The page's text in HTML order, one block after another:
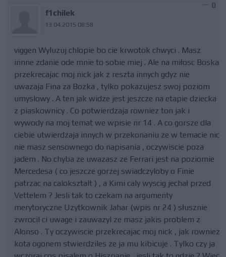
f1chilek
13.04.2015 08:58
0
viggen Wyluzuj chlopie bo cie krwotok chwyci . Masz
innne zdanie ode mnie to sobie miej . Ale na miłosc Boska
przekrecajac moj nick jak z reszta innych gdyz nie
uwazaja Fina za Bozka , tylko pokazujesz swoj poziom
umyslowy . A ten jak widze jest jeszcze na etapie dziecka
z piaskownicy . Co potwierdzaja rowniez ton jak i
wywody na moj temat we wpisie nr 14 . A co gorsze dla
ciebie utwierdzaja innych w przekonaniu ze w temacie nic
nie masz sensownego do napisania , oczywiscie poza
jadem . No chyba ze uwazasz ze Ferrari jest na poziomie
Mercedesa ( co jeszcze gorzej swiadczyloby o Finie
patrzac na caloksztalt ) , a Kimi caly wyscig jechał przed
Vettelem ? Jesli tak to czekam na argumenty
merytoryczne Uzytkownik Jahar (wpis nr 24 ) słusznie
zwrocil ci uwage i zauwazyl ze masz jakis problem z
Alonso . Ty oczywiscie przekrecajac moj nick , jak rowniez
kota ogonem stwierdziles ze ja mu kibicuje . Tylko czy ja